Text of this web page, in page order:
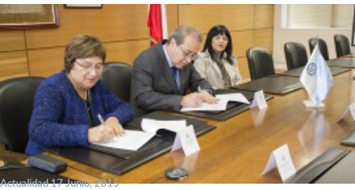
Actualidad 17 Junio, 2015